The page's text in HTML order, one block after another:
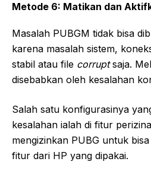
Metode 6: Matikan dan
Masalah PUBGM tidak bisa
karena masalah sistem,
stabil atau file corruptsaja.
disebabkan oleh kesalahan
Salah satu konfigurasinya
kesalahan ialah di fitur
mengizinkan PUBG untuk
fitur dari HP yang dipakai.